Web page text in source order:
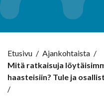
Etusivu / Ajankohtaista /
Mitä ratkaisuja
haasteisiin? Tule ja
/